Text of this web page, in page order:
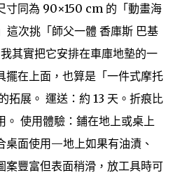
寸同為 90×150 cm 的「動畫海
這次挑「師父一體 香庫斯 巴基
其實把它安排在車庫地墊的一
擺在上面，也算是「一件式摩托
拓展。 運送：約 13 天。折痕比
。 使用體驗：鋪在地上或桌上
桌面使用—地上如果有油漬、
案豐富但表面稍滑，放工具時可